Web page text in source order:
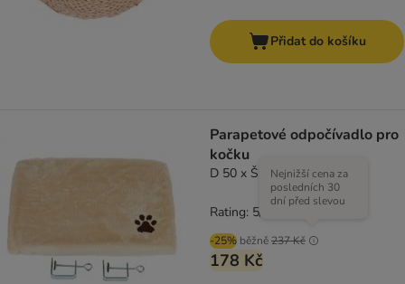
Přidat do košíku
Parapetové odpočívadlo pro
kočku
D 50 x Š 35 x V 5 cm
-25% běžně237 Kč
Nejnižší cena za
posledních 30
dní před slevou
178 Kč
Rating: 5/5